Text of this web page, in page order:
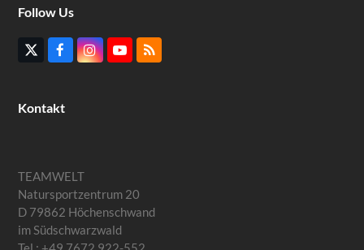
Follow Us
TwitterFacebookInstagram
YouTube
RSS
Kontakt
TEAMWELT
Natursportzentrum 20
D 79862 Höchenschwand
im Südschwarzwald